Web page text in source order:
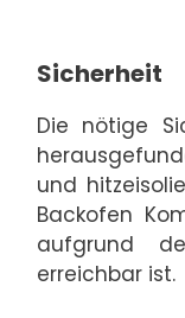
Sicherheit
Die nötige
und
Backofen
aufgrund
erreichbar ist.